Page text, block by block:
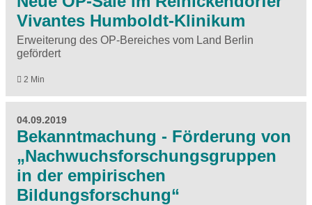
Vivantes Humboldt-Klinikum
Erweiterung des OP-Bereiches vom Land Berlin
gefördert
2 Min
04.09.2019
Bekanntmachung - Förderung von
„Nachwuchsforschungsgruppen
in der empirischen
Bildungsforschung“